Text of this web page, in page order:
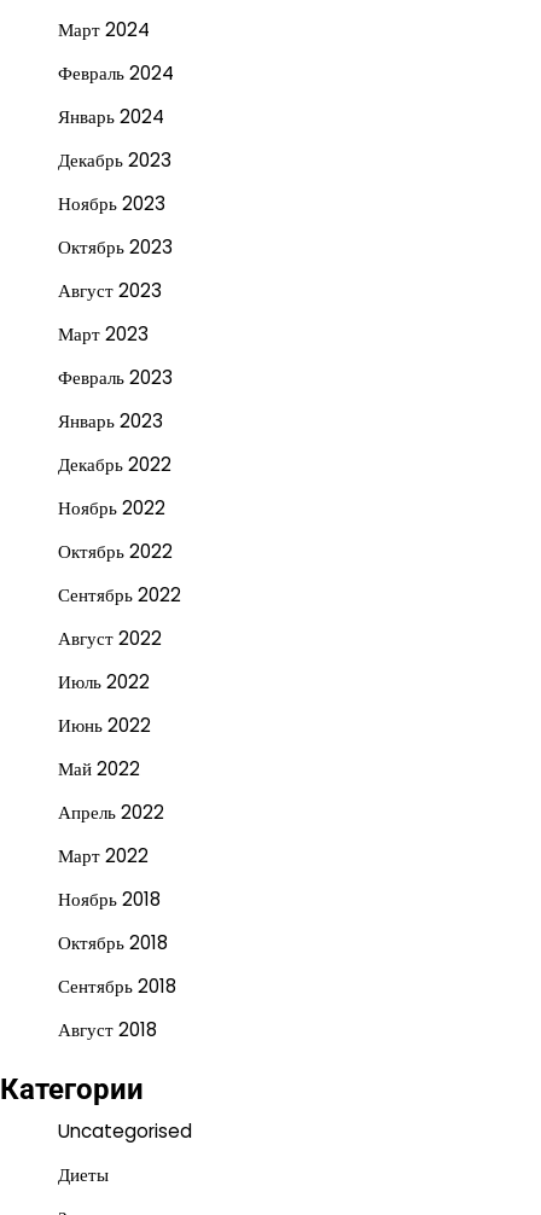
Март 2024
Февраль 2024
Январь 2024
Декабрь 2023
Ноябрь 2023
Октябрь 2023
Август 2023
Март 2023
Февраль 2023
Январь 2023
Декабрь 2022
Ноябрь 2022
Октябрь 2022
Сентябрь 2022
Август 2022
Июль 2022
Июнь 2022
Май 2022
Апрель 2022
Март 2022
Ноябрь 2018
Октябрь 2018
Сентябрь 2018
Август 2018
Категории
Uncategorised
Диеты